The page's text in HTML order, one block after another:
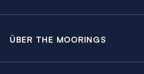
The Moorings Revierführer
ÜBER THE MOORINGS